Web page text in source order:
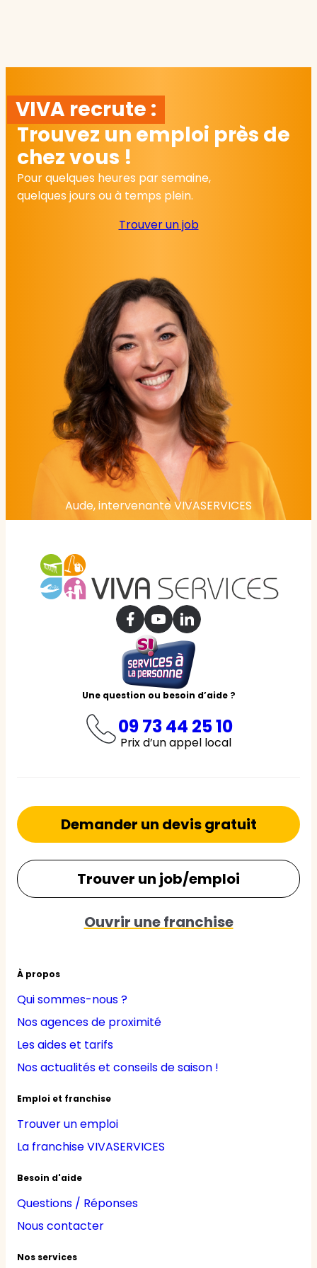
VIVA recrute :
Trouvez un emploi près de
chez vous !
Pour quelques heures par semaine,
quelques jours ou à temps plein.
Trouver un job
Aude, intervenante VIVASERVICES
Une question ou besoin d’aide ?
09 73 44 25 10
Prix d’un appel local
À propos
Qui sommes-nous ?
Nos agences de proximité
Les aides et tarifs
Nos actualités et conseils de saison !
Emploi et franchise
Trouver un emploi
La franchise VIVASERVICES
Besoin d'aide
Questions / Réponses
Nous contacter
Nos services
Demander un devis gratuit
Trouver un job/emploi
Ouvrir une franchise